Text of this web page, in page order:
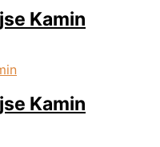
Kamin
Kamin